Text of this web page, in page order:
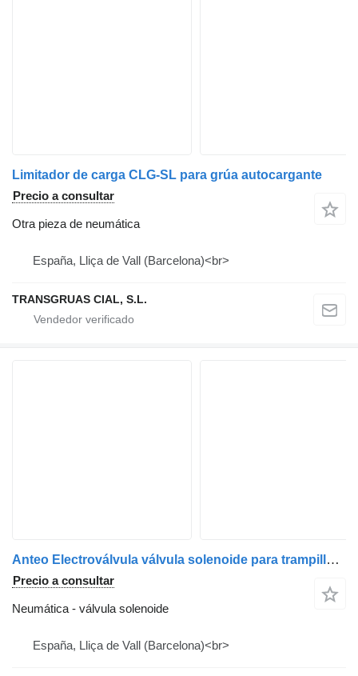
Limitador de carga CLG-SL para grúa autocargante
Precio a consultar
Otra pieza de neumática
España, Lliça de Vall (Barcelona)<br>
TRANSGRUAS CIAL, S.L.
Anteo Electroválvula válvula solenoide para trampilla elevadora
Precio a consultar
Neumática - válvula solenoide
España, Lliça de Vall (Barcelona)<br>